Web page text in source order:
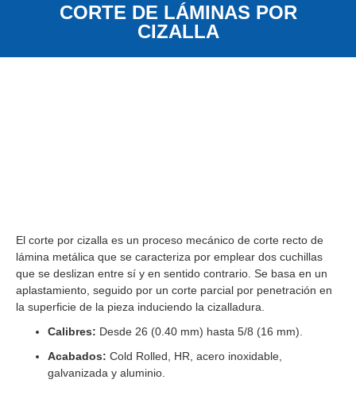
CORTE DE LÁMINAS POR
CIZALLA
El corte por cizalla es un proceso mecánico de corte recto de
lámina metálica que se caracteriza por emplear dos cuchillas
que se deslizan entre sí y en sentido contrario. Se basa en un
aplastamiento, seguido por un corte parcial por penetración en
la superficie de la pieza induciendo la cizalladura.
Calibres: Desde 26 (0.40 mm) hasta 5/8 (16 mm).
Acabados: Cold Rolled, HR, acero inoxidable,
galvanizada y aluminio.